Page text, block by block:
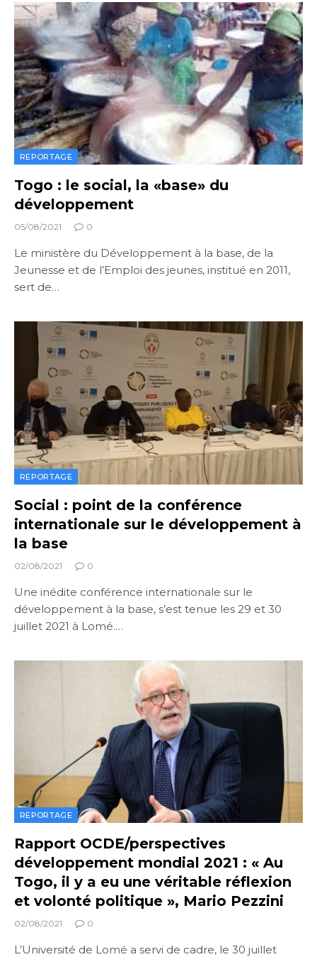
REPORTAGE
Togo : le social, la «base» du
développement
05/08/2021 0
Le ministère du Développement à la base, de la
Jeunesse et de l’Emploi des jeunes, institué en 2011,
sert de…
REPORTAGE
Social : point de la conférence
internationale sur le développement à
la base
02/08/2021 0
Une inédite conférence internationale sur le
développement à la base, s’est tenue les 29 et 30
juillet 2021 à Lomé.…
REPORTAGE
Rapport OCDE/perspectives
développement mondial 2021 : « Au
Togo, il y a eu une véritable réflexion
et volonté politique », Mario Pezzini
02/08/2021 0
L’Université de Lomé a servi de cadre, le 30 juillet